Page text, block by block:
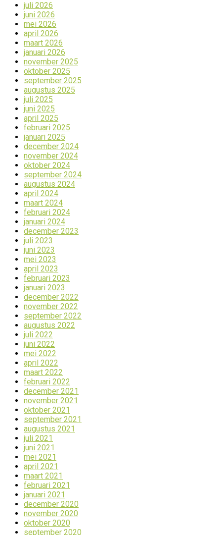
juli 2026
juni 2026
mei 2026
april 2026
maart 2026
januari 2026
november 2025
oktober 2025
september 2025
augustus 2025
juli 2025
juni 2025
april 2025
februari 2025
januari 2025
december 2024
november 2024
oktober 2024
september 2024
augustus 2024
april 2024
maart 2024
februari 2024
januari 2024
december 2023
juli 2023
juni 2023
mei 2023
april 2023
februari 2023
januari 2023
december 2022
november 2022
september 2022
augustus 2022
juli 2022
juni 2022
mei 2022
april 2022
maart 2022
februari 2022
december 2021
november 2021
oktober 2021
september 2021
augustus 2021
juli 2021
juni 2021
mei 2021
april 2021
maart 2021
februari 2021
januari 2021
december 2020
november 2020
oktober 2020
september 2020